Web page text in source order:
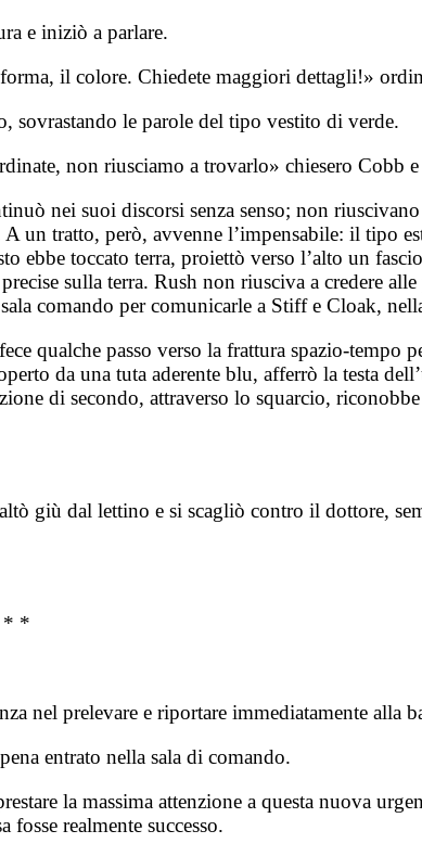
e iniziò a parlare.
il colore. Chiedete maggiori dettagli!»
sovrastando le parole del tipo vestito di verde.
non riusciamo a trovarlo» chiesero Cobb
nei suoi discorsi senza senso; non
tratto, però, avvenne l’impensabile: il tipo
ebbe toccato terra, proiettò verso l’alto un
sulla terra. Rush non riusciva a credere
comando per comunicarle a Stiff e Cloak,
qualche passo verso la frattura spazio-
da una tuta aderente blu, afferrò la testa
di secondo, attraverso lo squarcio,
giù dal lettino e si scagliò contro il dottore,
nel prelevare e riportare immediatamente alla
entrato nella sala di comando.
la massima attenzione a questa nuova
fosse realmente successo.